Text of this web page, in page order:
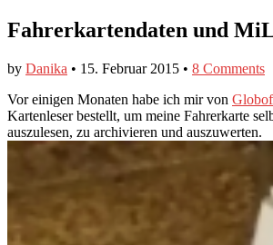
Fahrerkartendaten und
by Danika • 15. Februar 2015 • 8 Comments
Vor einigen Monaten habe ich mir von
Kartenleser bestellt, um meine Fahrerkarte
auszulesen, zu archivieren und auszuwerten.